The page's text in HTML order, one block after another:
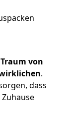
von
.
dass